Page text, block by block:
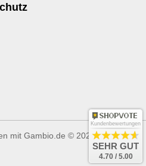
mit Gambio.de © 2026
Kundenbewertungen
SEHR GUT
4.70 / 5.00